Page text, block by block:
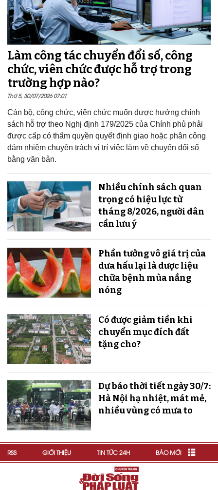
Làm công tác chuyển đổi số, công
chức, viên chức được hỗ trợ trong
trường hợp nào?
Thứ 5, 30/07/2026 07:01
Cán bộ, công chức, viên chức muốn được hưởng chính
sách hỗ trợ theo Nghị định 179/2025 của Chính phủ phải
được cấp có thẩm quyền quyết định giao hoặc phân công
đảm nhiệm chuyên trách vị trí việc làm về chuyển đổi số
bằng văn bản.
Nhiều chính sách quan
trọng có hiệu lực từ
tháng 8/2026, người dân
cần lưu ý
Phần tưởng vô giá trị của
dưa hấu lại là dược liệu
chữa bệnh mùa nắng
nóng
Có được giảm tiền khi
chuyển mục đích đất
tặng cho?
Dự báo thời tiết ngày 30/7:
Hà Nội hạ nhiệt, mát mẻ,
nhiều vùng có mưa to
RSS GIỚI THIỆU TIN TỨC 24H BÁO MỚI